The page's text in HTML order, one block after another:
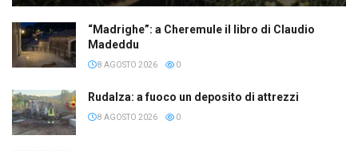
“Madrighe”: a Cheremule il libro di Claudio
Madeddu
8 AGOSTO 2026 0
Rudalza: a fuoco un deposito di attrezzi
8 AGOSTO 2026 0